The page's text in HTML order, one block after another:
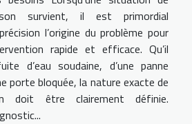
survient, il est primordial
l’origine du problème pour
rapide et efficace. Qu’il
d’eau soudaine, d’une panne
porte bloquée, la nature exacte de
doit être clairement définie.